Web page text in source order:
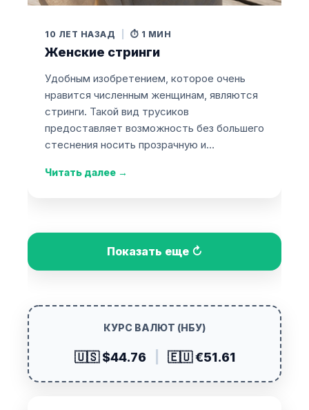
10 ЛЕТ НАЗАД ⏱️ 1 МИН
Женские стринги
Удобным изобретением, которое очень
нравится численным женщинам, являются
стринги. Такой вид трусиков
предоставляет возможность без большего
стеснения носить прозрачную и…
Читать далее →
Показать еще ↻
КУРС ВАЛЮТ (НБУ)
🇺🇸 $44.76 🇪🇺 €51.61